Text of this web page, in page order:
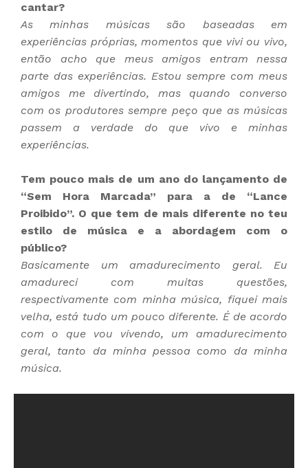
cantar?
As minhas músicas são baseadas em
experiências próprias, momentos que vivi ou vivo,
então acho que meus amigos entram nessa
parte das experiências. Estou sempre com meus
amigos me divertindo, mas quando converso
com os produtores sempre peço que as músicas
passem a verdade do que vivo e minhas
experiências.
Tem pouco mais de um ano do lançamento de
“Sem Hora Marcada” para a de “Lance
Proibido”. O que tem de mais diferente no teu
estilo de música e a abordagem com o
público?
Basicamente um amadurecimento geral. Eu
amadureci com muitas questões,
respectivamente com minha música, fiquei mais
velha, está tudo um pouco diferente. É de acordo
com o que vou vivendo, um amadurecimento
geral, tanto da minha pessoa como da minha
música.